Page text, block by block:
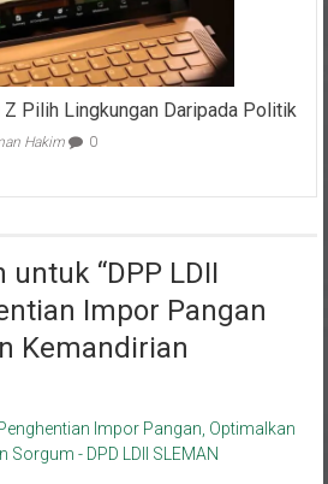
Pilih Lingkungan Daripada Politik
Hakim 0
Impor Pangan
Kemandirian
Sorgum - DPD LDII SLEMAN